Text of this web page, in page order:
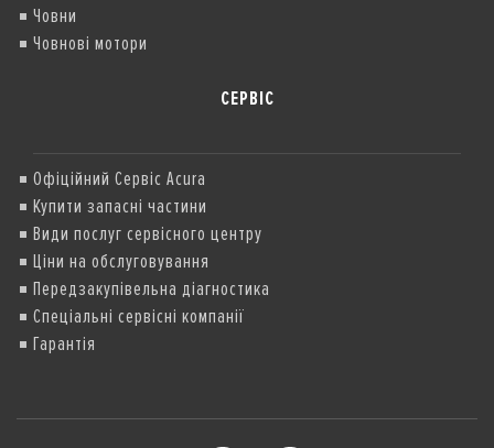
Човни
Човнові мотори
СЕРВІС
Офіційний Сервіс Acura
Купити запасні частини
Види послуг сервісного центру
Ціни на обслуговування
Передзакупівельна діагностика
Спеціальні сервісні компанії
Гарантія